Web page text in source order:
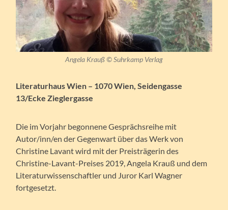
Angela Krauß © Suhrkamp Verlag
Literaturhaus Wien – 1070 Wien, Seidengasse
13/Ecke Zieglergasse
Die im Vorjahr begonnene Gesprächsreihe mit
Autor/inn/en der Gegenwart über das Werk von
Christine Lavant wird mit der Preisträgerin des
Christine-Lavant-Preises 2019, Angela Krauß und dem
Literaturwissenschaftler und Juror Karl Wagner
fortgesetzt.